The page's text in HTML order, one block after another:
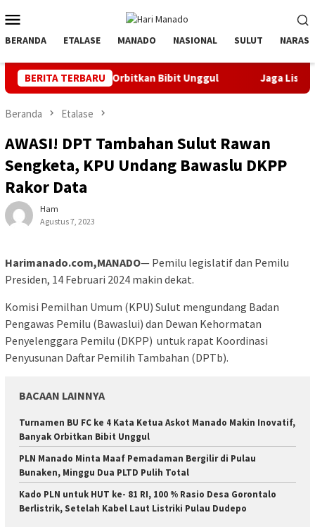
ke
kontenMobile
BERANDA ETALASE MANADO NASIONAL SULUT NARASI
BERITA TERBARU
Orbitkan Bibit Unggul Jaga Listrik Andal Jelang HUT
Beranda Etalase
AWASI! DPT Tambahan Sulut Rawan
Sengketa, KPU Undang Bawaslu DKPP
Rakor Data
Ham
Agustus 7, 2023
Harimanado.com,MANADO— Pemilu legislatif dan Pemilu
Presiden, 14 Februari 2024 makin dekat.
Komisi Pemilhan Umum (KPU) Sulut mengundang Badan
Pengawas Pemilu (Bawaslui) dan Dewan Kehormatan
Penyelenggara Pemilu (DKPP) untuk rapat Koordinasi
Penyusunan Daftar Pemilih Tambahan (DPTb).
BACAAN LAINNYA
Turnamen BU FC ke 4 Kata Ketua Askot Manado Makin Inovatif,
Banyak Orbitkan Bibit Unggul
PLN Manado Minta Maaf Pemadaman Bergilir di Pulau
Bunaken, Minggu Dua PLTD Pulih Total
Kado PLN untuk HUT ke- 81 RI, 100 % Rasio Desa Gorontalo
Berlistrik, Setelah Kabel Laut Listriki Pulau Dudepo